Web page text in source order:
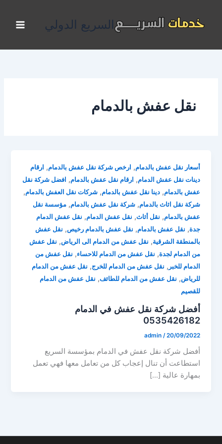
المحتوى
السريع الدولي
نقل عفش بالدمام
أسعار نقل عفش بالدمام, ارخص شركة نقل عفش بالدمام, ارقام
دينات نقل عفش الدمام, ارقام نقل عفش بالدمام, افضل شركة نقل
عفش بالدمام,دينا نقل عفش بالدمام,شركات نقل العفش بالدمام,
شركة نقل اثاث بالدمام,شركة نقل عفش بالدمام,مؤسسة نقل
عفش بالدمام, نقل أثاث, نقل عفش الدمام, نقل عفش الدمام
جدة, نقل عفش بالدمام, نقل عفش بالدمام رخيص, نقل عفش
بالمنطقة الشرقية, نقل عفش من الدمام الى الرياض, نقل عفش
من الدمام لجدة, نقل عفش من الدمام للاحساء, نقل عفش من
الدمام للخبر , نقل عفش من الدمام للخرج, نقل عفش من الدمام
للرياض, نقل عفش من الدمام للطائف, نقل عفش من الدمام
للقصيم
أفضل شركة نقل عفش في الدمام
0535426182
admin /20/09/2022
أفضل شركة نقل عفش في الدمام بمؤسسة السريع
استطاعت أن تنال إعجاب كل من تعامل معها فهي تعمل
بمهارة عالية […]